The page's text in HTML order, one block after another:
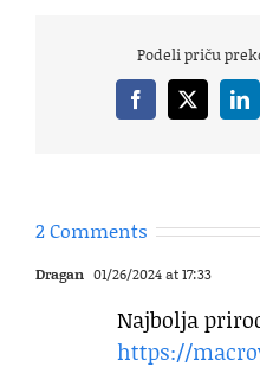
Podeli priču
Facebook
X
2 Comments
Dragan 01/26/2024 at 17:33
Najbolja
https://